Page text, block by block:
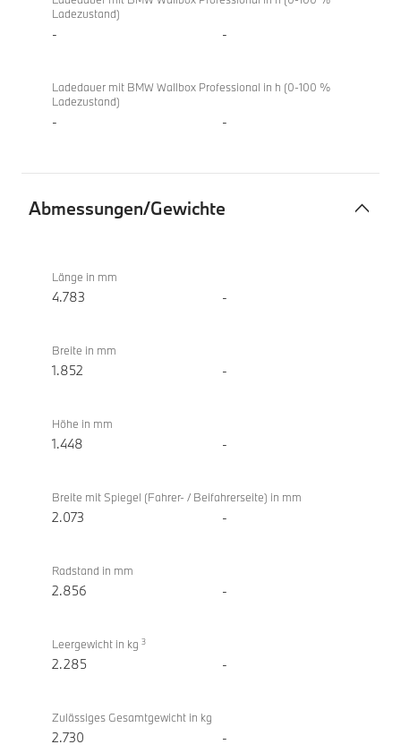
Ladezustand)
- -
Ladedauer mit BMW Wallbox Professional in h (0-100 %
Ladezustand)
- -
Abmessungen/Gewichte
i4
M60
Coupé
Länge in mm
4.783 -
Breite in mm
1.852 -
Höhe in mm
1.448 -
Breite mit Spiegel (Fahrer- / Beifahrerseite) in mm
2.073 -
Radstand in mm
2.856 -
Leergewicht in kg 3
2.285 -
Zulässiges Gesamtgewicht in kg
2.730 -